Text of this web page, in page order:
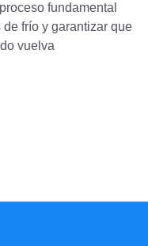
fundamental
frío y garantizar que
vuelva